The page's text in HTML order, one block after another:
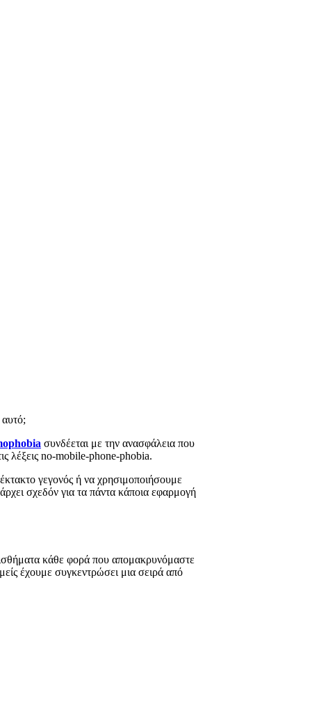
συνδέεται με την ανασφάλεια που
λέξεις no-mobile-phone-phobia.
γεγονός ή να χρησιμοποιήσουμε
σχεδόν για τα πάντα κάποια εφαρμογή
κάθε φορά που απομακρυνόμαστε
έχουμε συγκεντρώσει μια σειρά από